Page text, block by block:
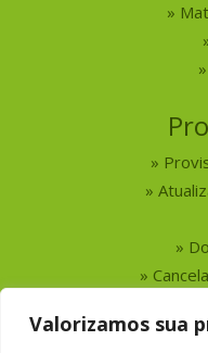
Valorizamos sua